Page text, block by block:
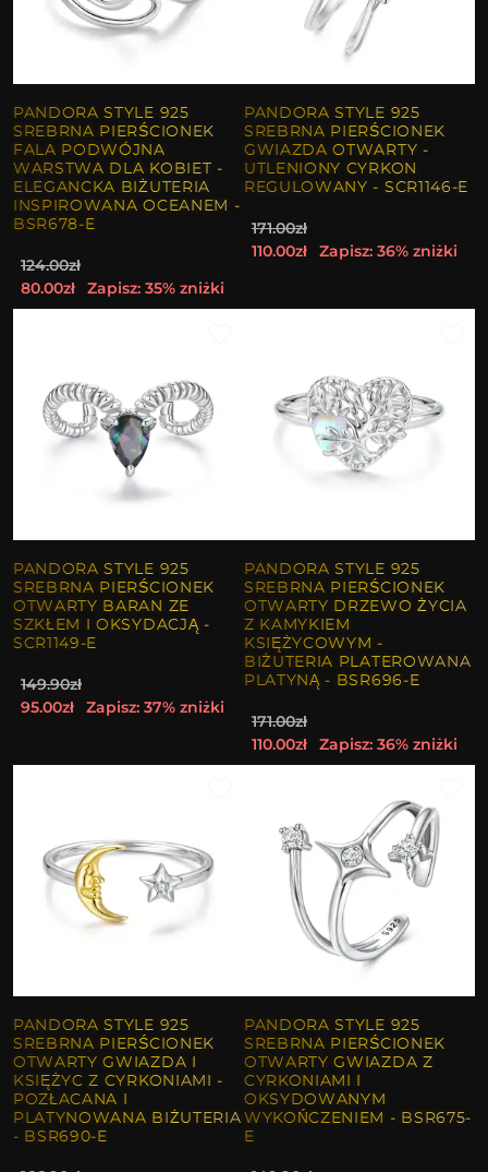
PANDORA STYLE 925
SREBRNA PIERŚCIONEK
FALA PODWÓJNA
WARSTWA DLA KOBIET -
ELEGANCKA BIŻUTERIA
INSPIROWANA OCEANEM -
BSR678-E
124.00zł
80.00zł
Zapisz: 35% zniżki
PANDORA STYLE 925
SREBRNA PIERŚCIONEK
GWIAZDA OTWARTY -
UTLENIONY CYRKON
REGULOWANY - SCR1146-E
171.00zł
110.00zł
Zapisz: 36% zniżki
PANDORA STYLE 925
SREBRNA PIERŚCIONEK
OTWARTY BARAN ZE
SZKŁEM I OKSYDACJĄ -
SCR1149-E
149.90zł
95.00zł
Zapisz: 37% zniżki
PANDORA STYLE 925
SREBRNA PIERŚCIONEK
OTWARTY DRZEWO ŻYCIA
Z KAMYKIEM
KSIĘŻYCOWYM -
BIŻUTERIA PLATEROWANA
PLATYNĄ - BSR696-E
171.00zł
110.00zł
Zapisz: 36% zniżki
PANDORA STYLE 925
SREBRNA PIERŚCIONEK
OTWARTY GWIAZDA I
KSIĘŻYC Z CYRKONIAMI -
POZŁACANA I
PLATYNOWANA BIŻUTERIA
- BSR690-E
PANDORA STYLE 925
SREBRNA PIERŚCIONEK
OTWARTY GWIAZDA Z
CYRKONIAMI I
OKSYDOWANYM
WYKOŃCZENIEM - BSR675-
E